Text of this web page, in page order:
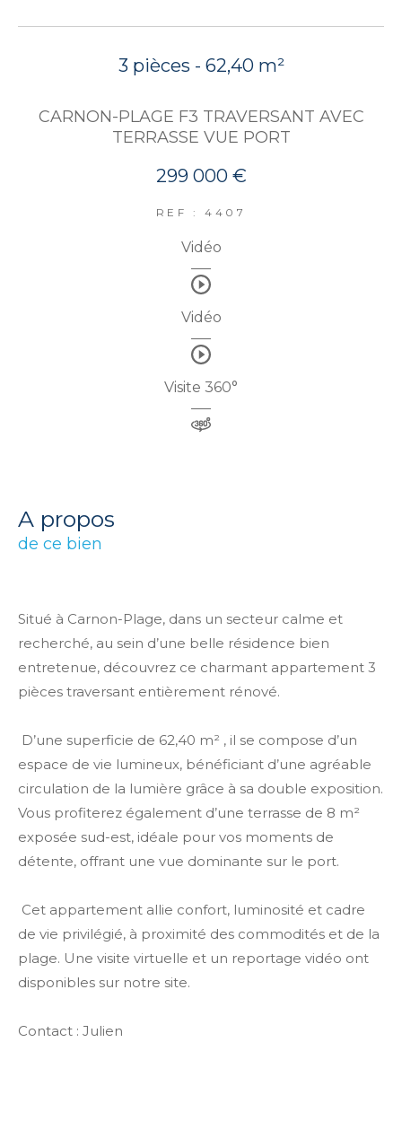
3 pièces - 62,40 m²
CARNON-PLAGE F3 TRAVERSANT AVEC
TERRASSE VUE PORT
299 000 €
REF : 4407
Vidéo
Vidéo
Visite 360°
a propos
de ce bien
Situé à Carnon-Plage, dans un secteur calme et
recherché, au sein d’une belle résidence bien
entretenue, découvrez ce charmant appartement 3
pièces traversant entièrement rénové.
D’une superficie de 62,40 m² , il se compose d’un
espace de vie lumineux, bénéficiant d’une agréable
circulation de la lumière grâce à sa double exposition.
Vous profiterez également d’une terrasse de 8 m²
exposée sud-est, idéale pour vos moments de
détente, offrant une vue dominante sur le port.
Cet appartement allie confort, luminosité et cadre
de vie privilégié, à proximité des commodités et de la
plage. Une visite virtuelle et un reportage vidéo ont
disponibles sur notre site.
Contact : Julien